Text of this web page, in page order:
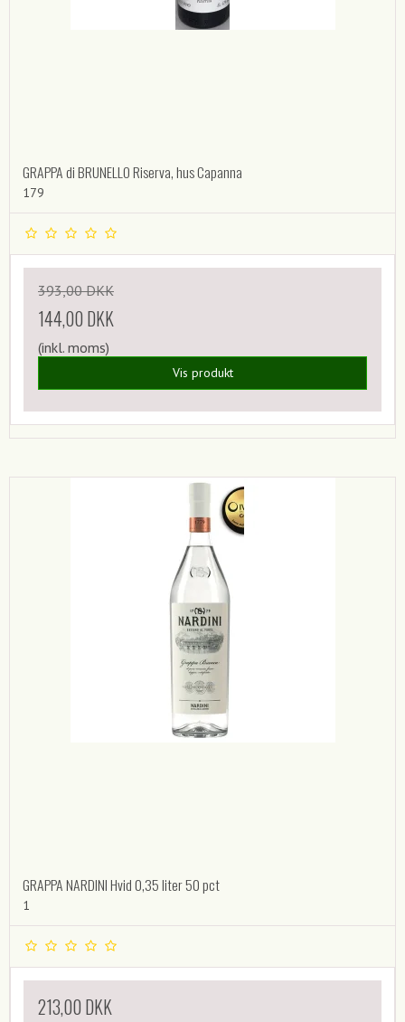
GRAPPA di BRUNELLO Riserva, hus Capanna
179
393,00 DKK
144,00 DKK
(inkl. moms)
Vis produkt
GRAPPA NARDINI Hvid 0,35 liter 50 pct
1
213,00 DKK